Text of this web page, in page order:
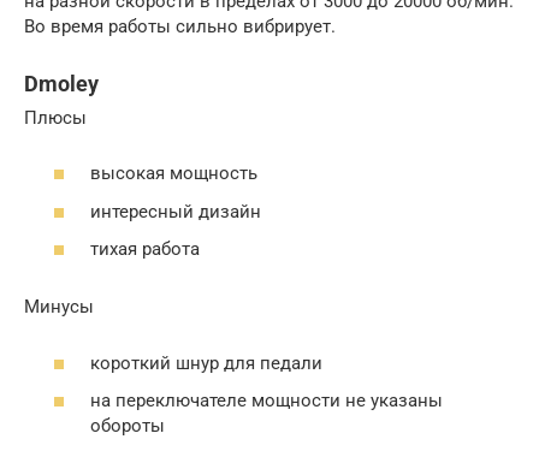
Во время работы сильно вибрирует.
Dmoley
Плюсы
высокая мощность
интересный дизайн
тихая работа
Минусы
короткий шнур для педали
на переключателе мощности не указаны
обороты